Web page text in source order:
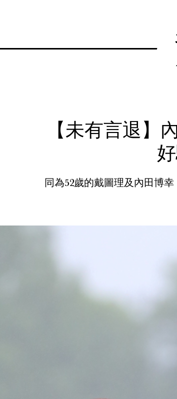
【未有言退
同為52歲的戴圖理及內田博